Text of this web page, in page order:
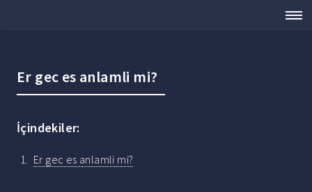
Er gec es anlamli mi?
İçindekiler:
Er gec es anlamli mi?